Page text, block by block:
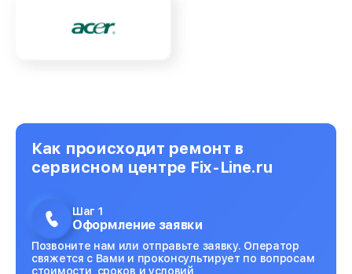
Как происходит ремонт в
сервисном центре Fix-Line.ru
Шаг 1
Оформление заявки
Позвоните нам или отправьте заявку. Оператор
свяжется с Вами и проконсультирует по вопросам
стоимости, сроков и условий